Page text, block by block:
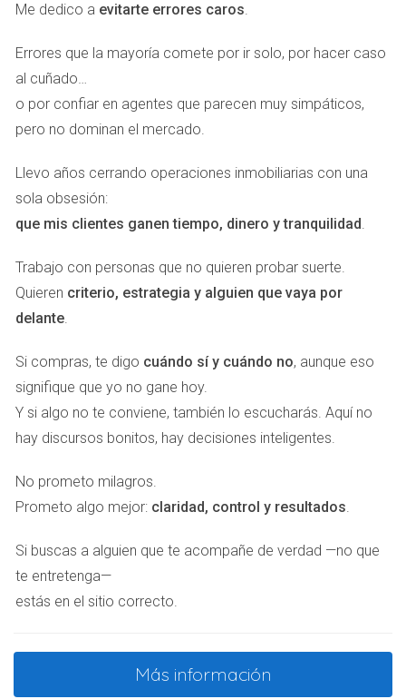
Marbella. Al encontrar una promoción de obra nueva cerca
sus hijos podrían crecer felices. Con cada ladrillo colocado,
su sueño se hacía realidad. La familia no solo disfrutó de
una vivienda moderna y cómoda, sino que también vio
cómo el valor de su propiedad aumentaba con el tiempo.
Hoy en día, los Pérez no solo tienen un lugar donde vivir;
han construido un patrimonio familiar.
Caso 2: Inversor Juan
Por otro lado, está Juan, un joven inversor que siempre ha
tenido un ojo para las oportunidades. Al enterarse de una
nueva construcción en Málaga con vistas al mar
unidades antes de que se completaran las obras. Su
estrategia fue clara: alquilar las propiedades durante la
temporada alta y disfrutar de ingresos pasivos. Gracias a
su visión y a la creciente demanda turística en la Costa del
planea expandir su cartera inmobiliaria.
encontraron un hogar perfecto para disfrutar de su
jubilación, sino que también descubrieron una comunidad
Me dedico a evitarte errores caros.
Errores que la mayoría comete por ir solo, por hacer caso
al cuñado…
o por confiar en agentes que parecen muy simpáticos,
pero no dominan el mercado.
Llevo años cerrando operaciones inmobiliarias con una
sola obsesión:
que mis clientes ganen tiempo, dinero y tranquilidad.
Trabajo con personas que no quieren probar suerte.
Quieren criterio, estrategia y alguien que vaya por
delante.
Si compras, te digo cuándo sí y cuándo no, aunque eso
signifique que yo no gane hoy.
Y si algo no te conviene, también lo escucharás. Aquí no
hay discursos bonitos, hay decisiones inteligentes.
No prometo milagros.
Prometo algo mejor: claridad, control y resultados.
Si buscas a alguien que te acompañe de verdad —no que
te entretenga—
estás en el sitio correcto.
Más información